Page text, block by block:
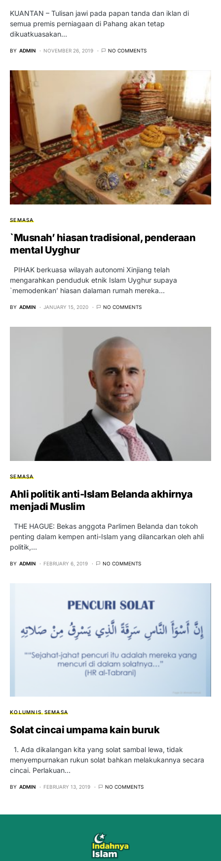
KUANTAN – Tulisan jawi pada papan tanda dan iklan di
semua premis perniagaan di Pahang akan tetap
dikuatkuasakan…
BY ADMIN NOVEMBER 26, 2019 NO COMMENTS
SEMASA
`Musnah’ hiasan tradisional, penderaan
mental Uyghur
PIHAK berkuasa wilayah autonomi Xinjiang telah
mengarahkan penduduk etnik Islam Uyghur supaya
`memodenkan’ hiasan dalaman rumah mereka…
BY ADMIN JANUARY 15, 2020 NO COMMENTS
SEMASA
Ahli politik anti-Islam Belanda akhirnya
menjadi Muslim
THE HAGUE: Bekas anggota Parlimen Belanda dan tokoh
penting dalam kempen anti-Islam yang dilancarkan oleh ahli
politik,…
BY ADMIN FEBRUARY 6, 2019 NO COMMENTS
KOLUMNIS SEMASA
Solat cincai umpama kain buruk
1. Ada dikalangan kita yang solat sambal lewa, tidak
menyempurnakan rukun solat bahkan melakukannya secara
cincai. Perlakuan…
BY ADMIN FEBRUARY 13, 2019 NO COMMENTS